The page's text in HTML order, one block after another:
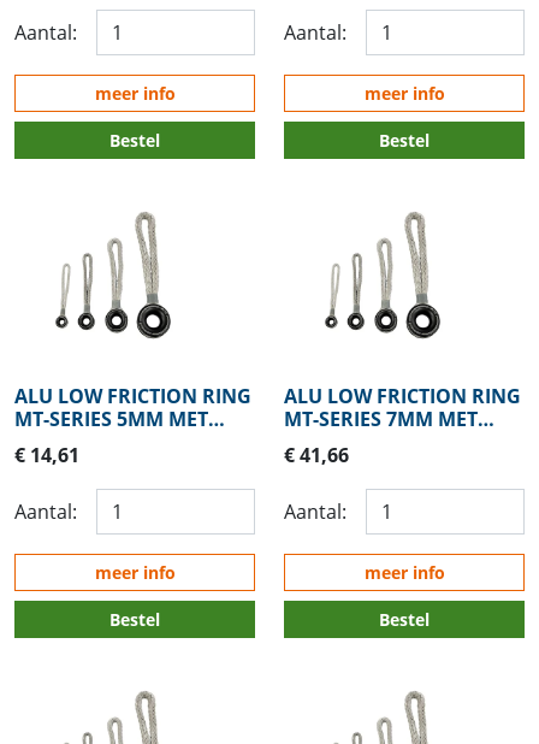
Aantal:
meer info
Bestel
Aantal:
meer info
Bestel
ALU LOW FRICTION RING
MT-SERIES 5MM MET
LOOP
€ 14,61
Aantal:
meer info
Bestel
ALU LOW FRICTION RING
MT-SERIES 7MM MET
LOOP
€ 41,66
Aantal:
meer info
Bestel